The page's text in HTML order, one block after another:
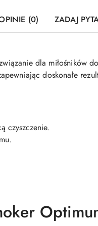
(0) ZADAJ
dla miłośników
doskonałe
czyszczenie.